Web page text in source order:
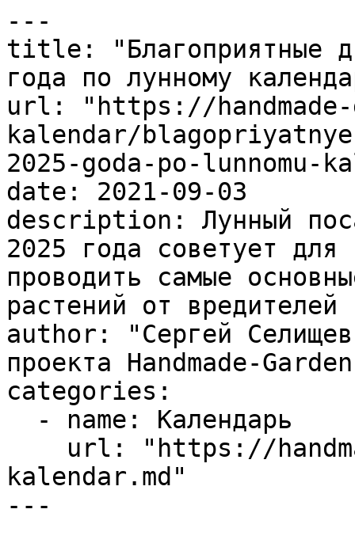
---
title: "Благоприятные
года по лунному
url: "https://
kalendar/
2025-goda-po-
date: 2021-09-03
description: Лунный
2025 года советует для
проводить самые
растений от
author: "Сергей
проекта Handmade-
categories:
kalendar.md"
---